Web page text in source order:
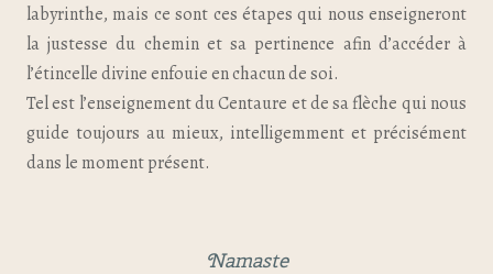
labyrinthe, mais ce sont ces étapes qui nous enseigneront
la justesse du chemin et sa pertinence afin d’accéder à
l’étincelle divine enfouie en chacun de soi.
Tel est l’enseignement du Centaure et de sa flèche qui nous
guide toujours au mieux, intelligemment et précisément
dans le moment présent.
Namaste